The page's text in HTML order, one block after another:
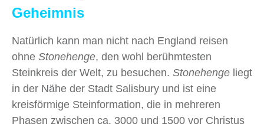
Geheimnis
Natürlich kann man nicht nach England reisen
ohne Stonehenge, den wohl berühmtesten
Steinkreis der Welt, zu besuchen. Stonehenge liegt
in der Nähe der Stadt Salisbury und ist eine
kreisförmige Steinformation, die in mehreren
Phasen zwischen ca. 3000 und 1500 vor Christus